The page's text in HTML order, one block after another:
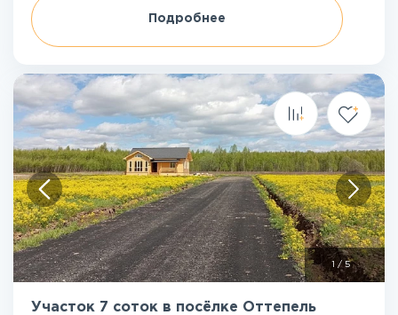
Подробнее
/ 5
Участок 7 соток в посёлке Оттепель